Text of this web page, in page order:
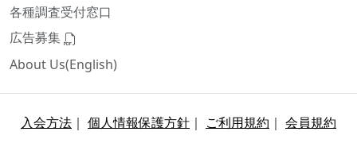
各種調査受付窓口
広告募集
About Us(English)
入会方法 ｜ 個人情報保護方針 ｜ ご利用規約 ｜ 会員規約